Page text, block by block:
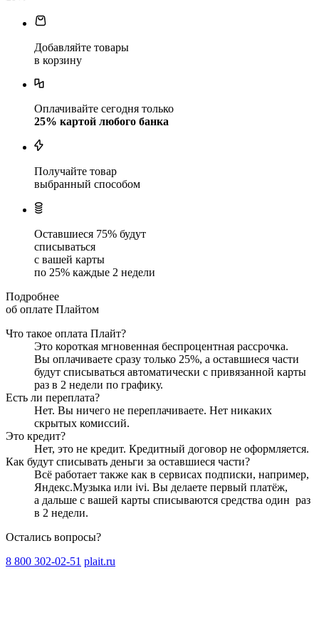
Добавляйте товары
в корзину
Оплачивайте сегодня только
25% картой любого банка
Получайте товар
выбранный способом
Оставшиеся 75% будут
списываться
с вашей карты
по 25% каждые 2 недели
Подробнее
об оплате Плайтом
Что такое оплата Плайт?
Это короткая мгновенная беспроцентная рассрочка.
Вы оплачиваете сразу только 25%, а оставшиеся части
будут списываться автоматически с привязанной карты
раз в 2 недели по графику.
Есть ли переплата?
Нет. Вы ничего не переплачиваете. Нет никаких
скрытых комиссий.
Это кредит?
Нет, это не кредит. Кредитный договор не оформляется.
Как будут списывать деньги за оставшиеся части?
Всё работает также как в сервисах подписки, например,
Яндекс.Музыка или ivi. Вы делаете первый платёж,
а дальше с вашей карты списываются средства один раз
в 2 недели.
Остались вопросы?
8 800 302-02-51 plait.ru